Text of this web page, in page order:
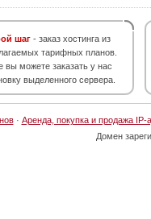
шаг - заказ хостинга из
тарифных планов.
вы можете заказать у нас
выделенного сервера.
· Аренда, покупка и продажа IP-
Домен